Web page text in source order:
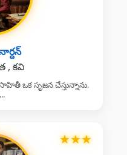
, కవి
ఒక సృజన చేస్తున్నాను.
★★★